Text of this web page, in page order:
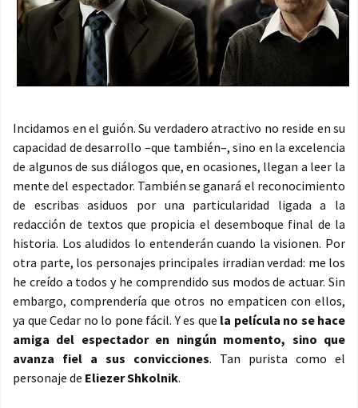
Incidamos en el guión. Su verdadero atractivo no reside en su
capacidad de desarrollo –que también–, sino en la excelencia
de algunos de sus diálogos que, en ocasiones, llegan a leer la
mente del espectador. También se ganará el reconocimiento
de escribas asiduos por una particularidad ligada a la
redacción de textos que propicia el desemboque final de la
historia. Los aludidos lo entenderán cuando la visionen. Por
otra parte, los personajes principales irradian verdad: me los
he creído a todos y he comprendido sus modos de actuar. Sin
embargo, comprendería que otros no empaticen con ellos,
ya que Cedar no lo pone fácil. Y es que la película no se hace
amiga del espectador en ningún momento, sino que
avanza fiel a sus convicciones. Tan purista como el
personaje de Eliezer Shkolnik.